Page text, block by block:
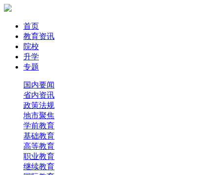
首页
教育资讯
院校
升学
专题
国内要闻
省内资讯
政策法规
地市聚焦
学前教育
基础教育
高等教育
职业教育
继续教育